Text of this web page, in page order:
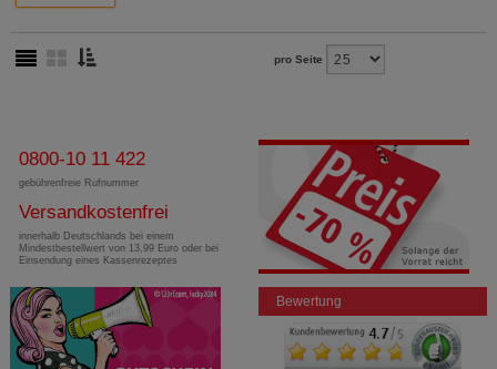
pro Seite
0800-10 11 422
gebührenfreie Rufnummer
Versandkostenfrei
innerhalb Deutschlands bei einem
Mindestbestellwert von 13,99 Euro oder bei
Einsendung eines Kassenrezeptes
Bewertung